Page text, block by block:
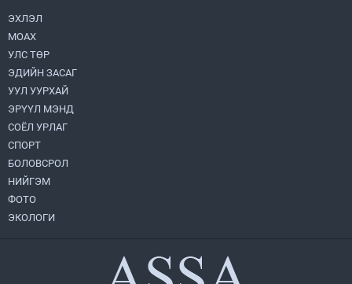
Ирэх 10 хоногийн цаг агаарын
урьдчилсан төлөв
ЭХЛЭЛ
МОАХ
УЛС ТӨР
ЭДИЙН ЗАСАГ
УУЛ УУРХАЙ
ЭРҮҮЛ МЭНД
СОЁЛ УРЛАГ
СПОРТ
БОЛОВСРОЛ
НИЙГЭМ
ФОТО
ЭКОЛОГИ